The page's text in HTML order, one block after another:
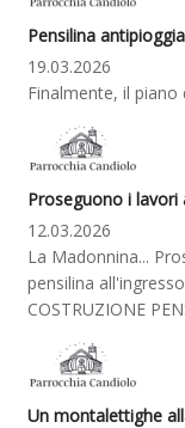
Pensilina antipioggia
19.03.2026
Finalmente, il
Proseguono i lavori
12.03.2026
La Madonnina...
pensilina
COSTRUZIONE
Un montalettighe